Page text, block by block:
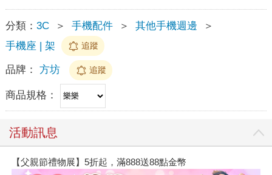
分類： 3C ＞ 手機配件 ＞ 其他手機週邊
＞
手機座 | 架
追蹤
品牌： 方坊 追蹤
商品規格：
活動訊息
【父親節禮物展】5折起，滿888送88點金幣